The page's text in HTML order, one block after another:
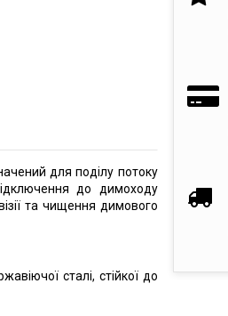
для поділу потоку
до димоходу
та чищення димового
сталі, стійкої до